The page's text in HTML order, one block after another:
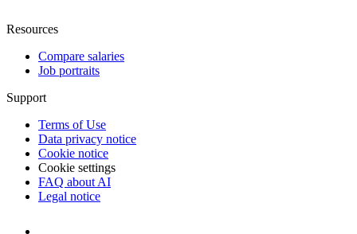
Resources
Compare salaries
Job portraits
Support
Terms of Use
Data privacy notice
Cookie notice
Cookie settings
FAQ about AI
Legal notice